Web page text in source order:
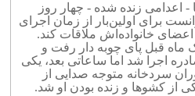
- اعدامی زنده‌ شده - چهار روز
برای اولین‌بار از زمان اجرای
خانواده‌اش ملاقات کند.
ماه قبل پای چوبه ‌دار رفت و
اجرا شد اما ساعاتی بعد، یکی
سردخانه متوجه‌ صدایی از
از کشوها و زنده‌ بودن او شد.